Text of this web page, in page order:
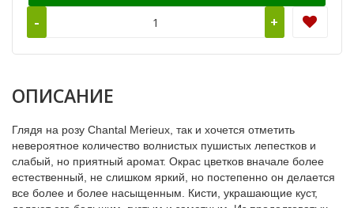
- +
ОПИСАНИЕ
Глядя на розу Chantal Merieux, так и хочется отметить
невероятное количество волнистых пушистых лепестков и
слабый, но приятный аромат. Окрас цветков вначале более
естественный, не слишком яркий, но постепенно он делается
все более и более насыщенным. Кисти, украшающие куст,